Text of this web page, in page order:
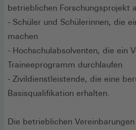
betrieblichen Forschungsprojekt
- Schüler und Schülerinnen, die
machen
- Hochschulabsolventen, die ein
Traineeprogramm durchlaufen
- Zivildienstleistende, die eine
Basisqualifikation erhalten.
Die betrieblichen